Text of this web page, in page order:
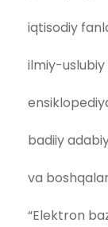
iqtisodiy
ilmiy-
badiiy
va
“Elektron